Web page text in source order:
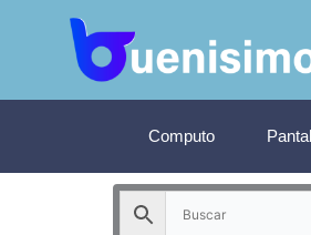
contenido
Computo